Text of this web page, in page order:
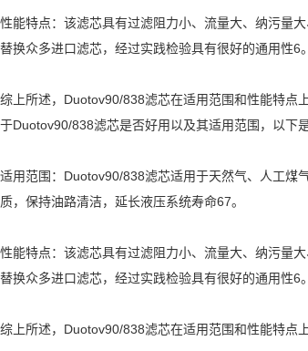
性能特点：该滤芯具有过滤阻力小、流量大、纳污量
替换众多进口滤芯，经过实践检验具有很好的通用性6。
综上所述，Duotov90/838滤芯在适用范围和性能特点
于Duotov90/838滤芯是否好用以及其适用范围，以下
适用范围：Duotov90/838滤芯适用于天然气、人工煤
质，保持油路清洁，延长液压系统寿命67。
性能特点：该滤芯具有过滤阻力小、流量大、纳污量
替换众多进口滤芯，经过实践检验具有很好的通用性6。
综上所述，Duotov90/838滤芯在适用范围和性能特点